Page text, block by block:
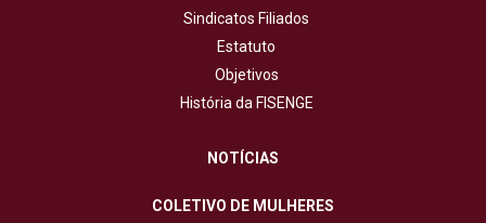
Sindicatos Filiados
Estatuto
Objetivos
História da FISENGE
NOTÍCIAS
COLETIVO DE MULHERES